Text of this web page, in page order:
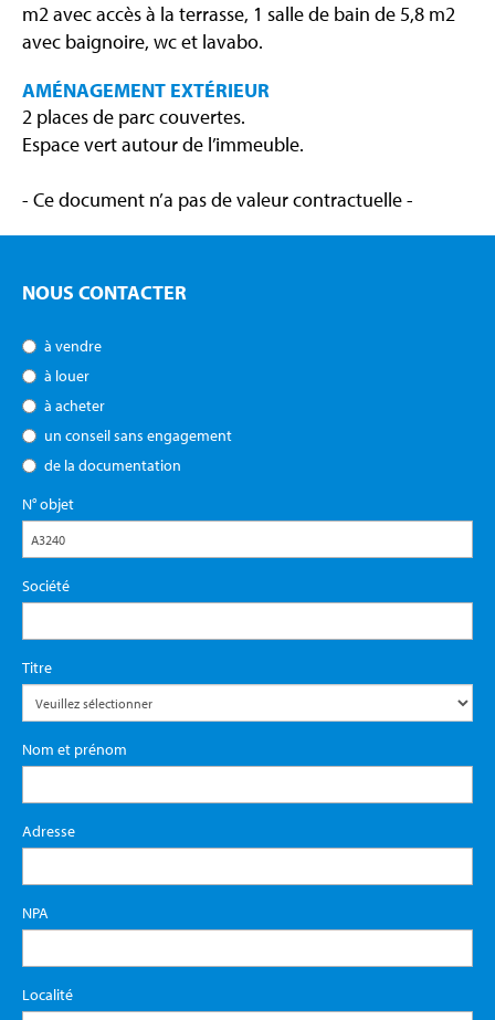
m2 avec accès à la terrasse, 1 salle de bain de 5,8 m2
avec baignoire, wc et lavabo.
AMÉNAGEMENT EXTÉRIEUR
2 places de parc couvertes.
Espace vert autour de l’immeuble.
- Ce document n’a pas de valeur contractuelle -
NOUS CONTACTER
à vendre
à louer
à acheter
un conseil sans engagement
de la documentation
N° objet
Société
Titre
Nom et prénom
Adresse
NPA
Localité